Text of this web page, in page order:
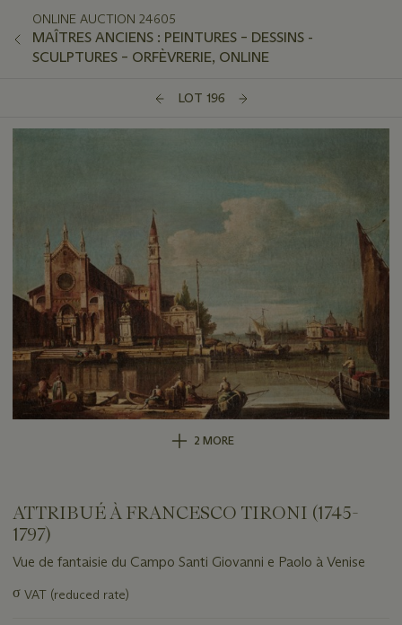
ONLINE AUCTION 24605
MAÎTRES ANCIENS : PEINTURES – DESSINS -
SCULPTURES – ORFÈVRERIE, ONLINE
LOT 196
2 MORE
ATTRIBUÉ À FRANCESCO TIRONI (1745-
1797)
Vue de fantaisie du Campo Santi Giovanni e Paolo à Venise
Important
σ VAT (reduced rate)